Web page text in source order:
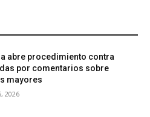
abre procedimiento contra
por comentarios sobre
mayores
2026